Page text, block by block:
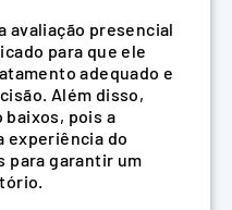
avaliação presencial
para que ele
adequado e
Além disso,
pois a
experiência do
para garantir um